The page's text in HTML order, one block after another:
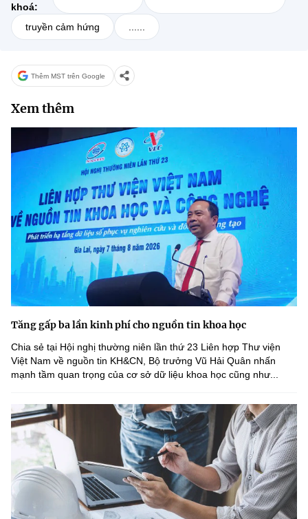
khoá:
truyền cảm hứng ......
Thêm MST trên Google
Xem thêm
Tăng gấp ba lần kinh phí cho nguồn tin khoa học
Chia sẻ tại Hội nghị thường niên lần thứ 23 Liên hợp Thư viện
Việt Nam về nguồn tin KH&CN, Bộ trưởng Vũ Hải Quân nhấn
mạnh tầm quan trọng của cơ sở dữ liệu khoa học cũng như...